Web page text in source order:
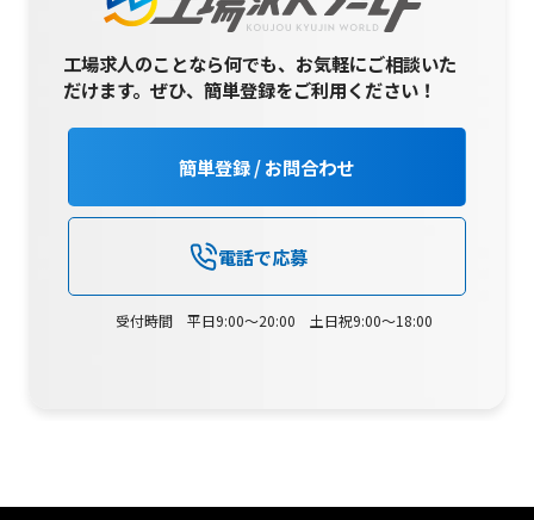
工場求人のことなら何でも、お気軽にご相談いた
だけます。ぜひ、簡単登録をご利用ください！
簡単登録 / お問合わせ
電話で応募
受付時間 平日9:00～20:00 土日祝9:00～18:00